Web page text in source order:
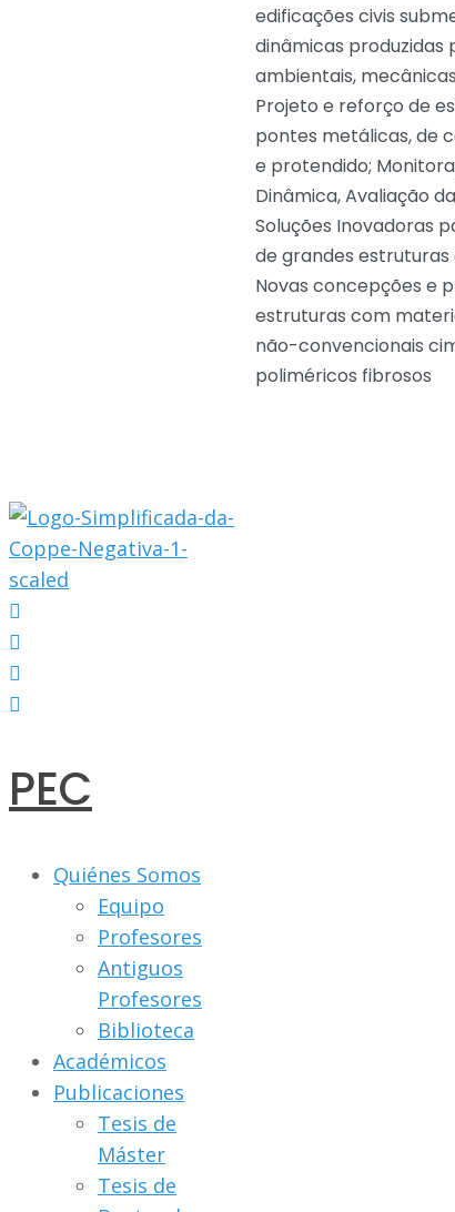
edificações civis
dinâmicas produzidas
ambientais,
Projeto e reforço de
pontes metálicas, de
e protendido;
Dinâmica, Avaliação
Soluções Inovadoras
de grandes estruturas
Novas concepções e
estruturas com
não-convencionais
poliméricos fibrosos
PEC
Quiénes Somos
Equipo
Profesores
Antiguos
Profesores
Biblioteca
Académicos
Publicaciones
Tesis de
Máster
Tesis de